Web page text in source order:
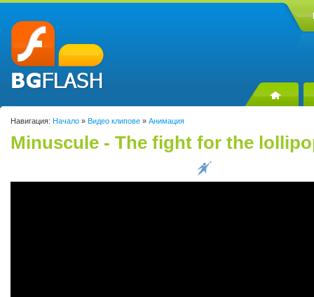
Навигация: Начало » Видео клипове » Анимация
Minuscule - The fight for the